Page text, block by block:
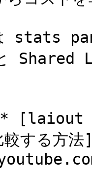
stats
Shared
[laiout
較する方